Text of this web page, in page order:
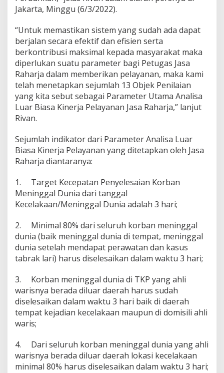
e
t
r
U
t
m
a
K
i
n
e
a
P
e
l
y
a
n
a
Jakarta, Minggu (6/3/2022).
“Untuk memastikan sistem yang sudah ada dapat
berjalan secara efektif dan efisien serta
berkontribusi maksimal kepada masyarakat maka
diperlukan suatu parameter bagi Petugas Jasa
Raharja dalam memberikan pelayanan, maka kami
telah menetapkan sejumlah 13 Objek Penilaian
yang kita sebut sebagai Parameter Utama Analisa
Luar Biasa Kinerja Pelayanan Jasa Raharja,” lanjut
Rivan.
Sejumlah indikator dari Parameter Analisa Luar
Biasa Kinerja Pelayanan yang ditetapkan oleh Jasa
Raharja diantaranya:
1.
Target Kecepatan Penyelesaian Korban
Meninggal Dunia dari tanggal
Kecelakaan/Meninggal Dunia adalah 3 hari;
2.
Minimal 80% dari seluruh korban meninggal
dunia (baik meninggal dunia di tempat, meninggal
dunia setelah mendapat perawatan dan kasus
tabrak lari) harus diselesaikan dalam waktu 3 hari;
3.
Korban meninggal dunia di TKP yang ahli
warisnya berada diluar daerah harus sudah
diselesaikan dalam waktu 3 hari baik di daerah
tempat kejadian kecelakaan maupun di domisili ahli
waris;
4.
Dari seluruh korban meninggal dunia yang ahli
warisnya berada diluar daerah lokasi kecelakaan
minimal 80% harus diselesaikan dalam waktu 3 hari;